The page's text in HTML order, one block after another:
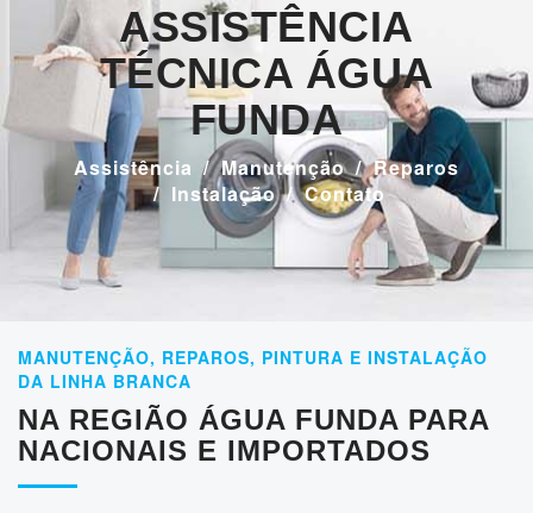
ASSISTÊNCIA
TÉCNICA ÁGUA
FUNDA
Assistência Manutenção
Reparos
Instalação
Contato
MANUTENÇÃO, REPAROS, PINTURA E INSTALAÇÃO
DA LINHA BRANCA
NA REGIÃO ÁGUA FUNDA PARA
NACIONAIS E IMPORTADOS